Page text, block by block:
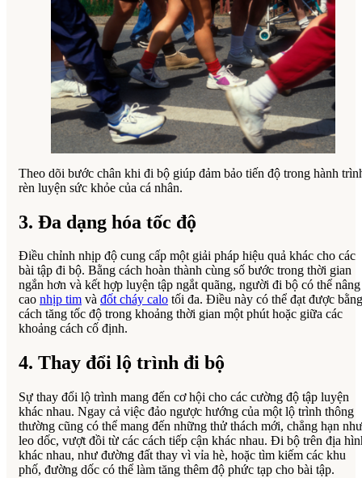
Theo dõi bước chân khi đi bộ giúp đảm bảo tiến độ trong hành
rèn luyện sức khỏe của cá nhân.
3. Đa dạng hóa tốc độ
Điều chỉnh nhịp độ cung cấp một giải pháp hiệu quả khác cho các
bài tập đi bộ. Bằng cách hoàn thành cùng số bước trong thời gian
ngắn hơn và kết hợp luyện tập ngắt quãng, người đi bộ có thể nâng
cao nhịp tim và đốt cháy calo tối đa. Điều này có thể đạt được bằng
cách tăng tốc độ trong khoảng thời gian một phút hoặc giữa các
khoảng cách cố định.
4. Thay đổi lộ trình đi bộ
Sự thay đổi lộ trình mang đến cơ hội cho các cường độ tập luyện
khác nhau. Ngay cả việc đảo ngược hướng của một lộ trình thông
thường cũng có thể mang đến những thử thách mới, chẳng hạn như
leo dốc, vượt đồi từ các cách tiếp cận khác nhau. Đi bộ trên địa
khác nhau, như đường đất thay vì vỉa hè, hoặc tìm kiếm các khu
phố, đường dốc có thể làm tăng thêm độ phức tạp cho bài tập.